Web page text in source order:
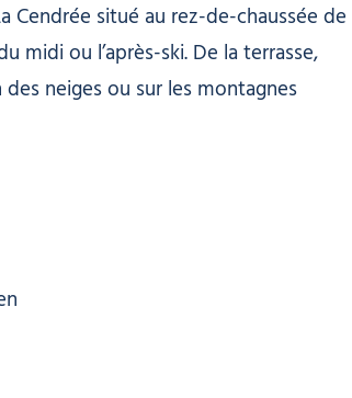
Cendrée situé au rez-de-chaussée de
midi ou l’après-ski. De la terrasse,
neiges ou sur les montagnes